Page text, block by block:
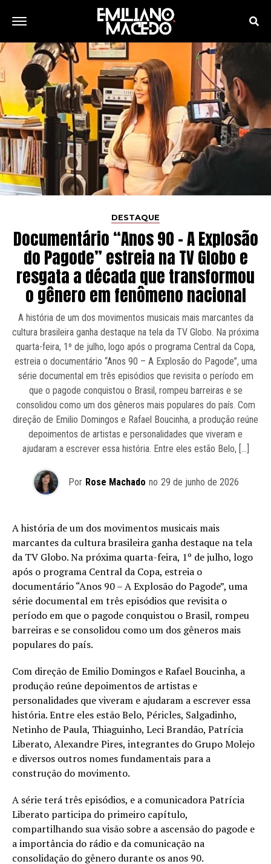
DESTAQUE
Documentário “Anos 90 – A Explosão
do Pagode” estreia na TV Globo e
resgata a década que transformou
o gênero em fenômeno nacional
A história de um dos movimentos musicais mais marcantes da
cultura brasileira ganha destaque na tela da TV Globo. Na próxima
quarta-feira, 1º de julho, logo após o programa Central da Copa,
estreia o documentário “Anos 90 – A Explosão do Pagode”, uma
série documental em três episódios que revisita o período em
que o pagode conquistou o Brasil, rompeu barreiras e se
consolidou como um dos gêneros mais populares do país. Com
direção de Emilio Domingos e Rafael Boucinha, a produção reúne
depoimentos de artistas e personalidades que viveram e
ajudaram a escrever essa história. Entre eles estão Belo, […]
Por Rose Machado no 29 de junho de 2026
A história de um dos movimentos musicais mais
marcantes da cultura brasileira ganha destaque na tela
da TV Globo. Na próxima quarta-feira, 1º de julho, logo
após o programa Central da Copa, estreia o
documentário “Anos 90 – A Explosão do Pagode”, uma
série documental em três episódios que revisita o
período em que o pagode conquistou o Brasil, rompeu
barreiras e se consolidou como um dos gêneros mais
populares do país.
Com direção de Emilio Domingos e Rafael Boucinha, a
produção reúne depoimentos de artistas e
personalidades que viveram e ajudaram a escrever essa
história. Entre eles estão Belo, Péricles, Salgadinho,
Netinho de Paula, Thiaguinho, Leci Brandão, Patrícia
Liberato, Alexandre Pires, integrantes do Grupo Molejo
e diversos outros nomes fundamentais para a
construção do movimento.
A série terá três episódios, e a comunicadora Patrícia
Liberato participa do primeiro capítulo,
compartilhando sua visão sobre a ascensão do pagode e
a importância do rádio e da comunicação na
consolidação do gênero durante os anos 90.